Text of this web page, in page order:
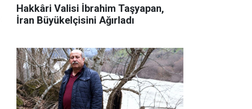
Hakkâri Valisi İbrahim Taşyapan,
İran Büyükelçisini Ağırladı